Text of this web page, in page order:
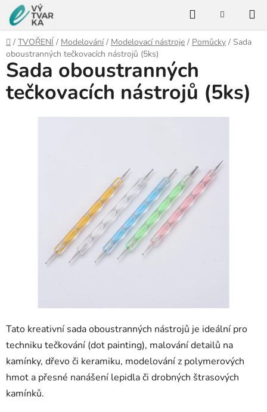
Přejít
na
obsah
HledatNÁKUPNÍ
Domů
/ TVOŘENÍ / Modelování / Modelovací nástroje / Pomůcky / Sada
oboustranných tečkovacích nástrojů (5ks)
Tato kreativní sada oboustranných nástrojů je ideální pro
techniku tečkování (dot painting), malování detailů na
kamínky, dřevo či keramiku, modelování z polymerových
hmot a přesné nanášení lepidla či drobných štrasových
kamínků.
Sada oboustranných
tečkovacích nástrojů (5ks)